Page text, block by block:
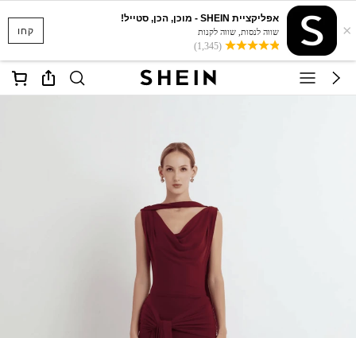
קחו ×
אפליקציית SHEIN - מוכן, הכן, סטייל!
שווה לנסות, שווה לקנות
(1,345)